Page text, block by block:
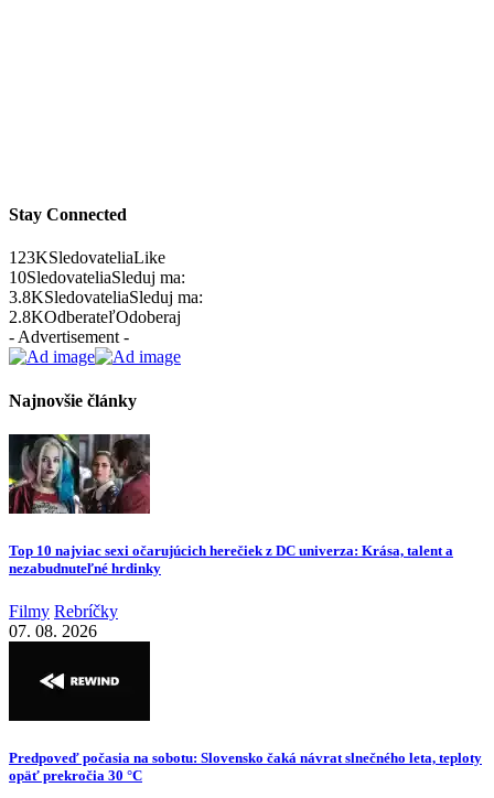
Stay Connected
123KSledovateliaLike
10SledovateliaSleduj ma:
3.8KSledovateliaSleduj ma:
2.8KOdberateľOdoberaj
- Advertisement -
Najnovšie články
Top 10 najviac sexi očarujúcich herečiek z DC univerza: Krása, talent a
nezabudnuteľné hrdinky
Filmy Rebríčky
07. 08. 2026
Predpoveď počasia na sobotu: Slovensko čaká návrat slnečného leta, teploty
opäť prekročia 30 °C